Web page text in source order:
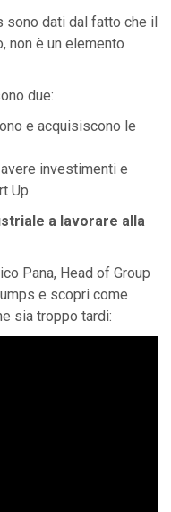
sono dati dal fatto che il
non è un elemento
due:
e acquisiscono le
investimenti e
Up
a lavorare alla
Pana, Head of Group
e scopri come
sia troppo tardi: